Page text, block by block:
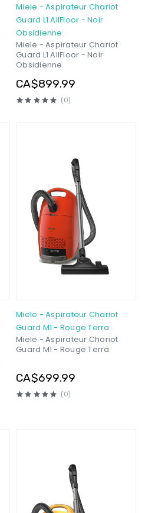
Miele - Aspirateur Chariot
Guard L1 AllFloor - Noir
Obsidienne
Miele - Aspirateur Chariot
Guard L1 AllFloor - Noir
Obsidienne
CA$899.99
(0)
Miele - Aspirateur Chariot
Guard M1 - Rouge Terra
Miele - Aspirateur Chariot
Guard M1 - Rouge Terra
CA$699.99
(0)